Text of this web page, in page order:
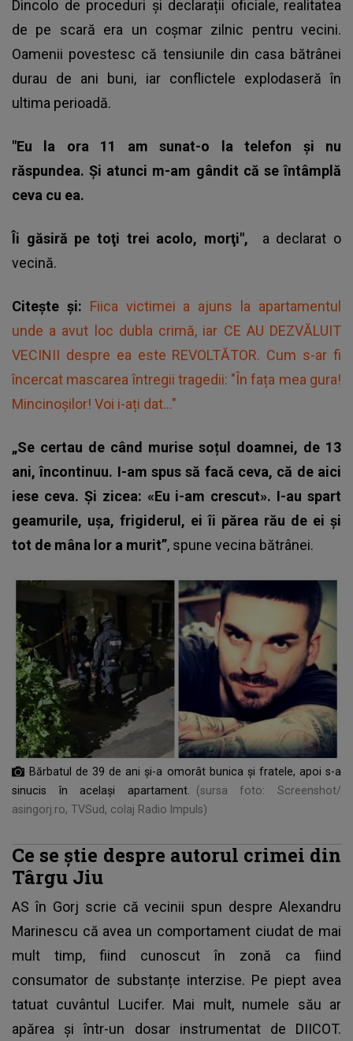
Dincolo de proceduri și declarații oficiale, realitatea
de pe scară era un coșmar zilnic pentru vecini.
Oamenii povestesc că tensiunile din casa bătrânei
durau de ani buni, iar conflictele explodaseră în
ultima perioadă.
"Eu la ora 11 am sunat-o la telefon şi nu
răspundea. Şi atunci m-am gândit că se întâmplă
ceva cu ea.
Îi găsiră pe toţi trei acolo, morţi", a declarat o
vecină.
Citește și: Fiica victimei a ajuns la apartamentul
unde a avut loc dubla crimă, iar CE AU DEZVĂLUIT
VECINII despre ea este REVOLTĂTOR. Cum s-ar fi
încercat mascarea întregii tragedii: "În fața mea gura!
Mincinoșilor! Voi i-ați dat..."
„Se certau de când murise soțul doamnei, de 13
ani, încontinuu. I-am spus să facă ceva, că de aici
iese ceva. Și zicea: «Eu i-am crescut». I-au spart
geamurile, ușa, frigiderul, ei îi părea rău de ei și
tot de mâna lor a murit”, spune vecina bătrânei.
Bărbatul de 39 de ani și-a omorât bunica și fratele, apoi s-a
sinucis în același apartament.
(sursa foto: Screenshot/
asingorj.ro, TVSud, colaj Radio Impuls)
Ce se știe despre autorul crimei din
Târgu Jiu
AS în Gorj scrie că vecinii spun despre Alexandru
Marinescu că avea un comportament ciudatde mai
mult timp, fiind cunoscut în zonă ca fiind
consumator de substanțe interzise. Pe piept avea
tatuat cuvântul Lucifer. Mai mult, numele său ar
apărea și într-un dosar instrumentat de DIICOT.